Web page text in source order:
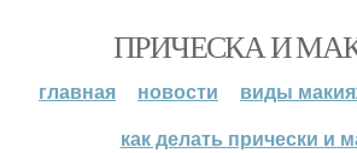
ПРИЧЕСКА И
главная новости
виды
как делать прически и